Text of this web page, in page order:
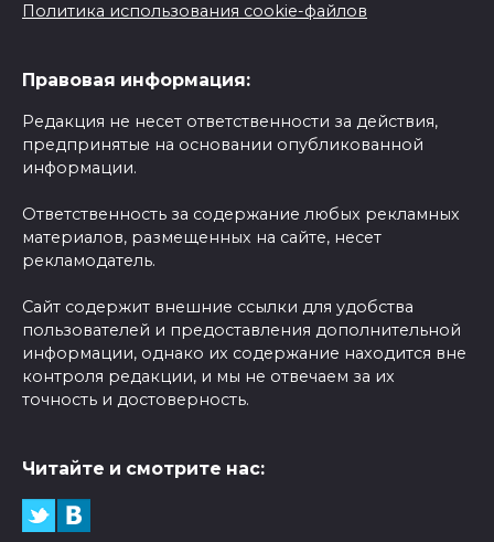
Политика использования cookie-файлов
Правовая информация:
Редакция не несет ответственности за действия,
предпринятые на основании опубликованной
информации.
Ответственность за содержание любых рекламных
материалов, размещенных на сайте, несет
рекламодатель.
Сайт содержит внешние ссылки для удобства
пользователей и предоставления дополнительной
информации, однако их содержание находится вне
контроля редакции, и мы не отвечаем за их
точность и достоверность.
Читайте и смотрите нас: